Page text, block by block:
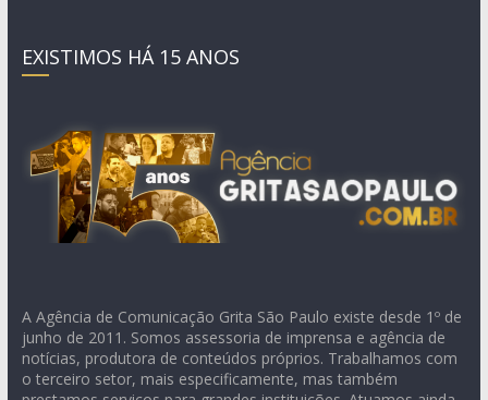
EXISTIMOS HÁ 15 ANOS
A Agência de Comunicação Grita São Paulo existe desde 1º de
junho de 2011. Somos assessoria de imprensa e agência de
notícias, produtora de conteúdos próprios. Trabalhamos com
o terceiro setor, mais especificamente, mas também